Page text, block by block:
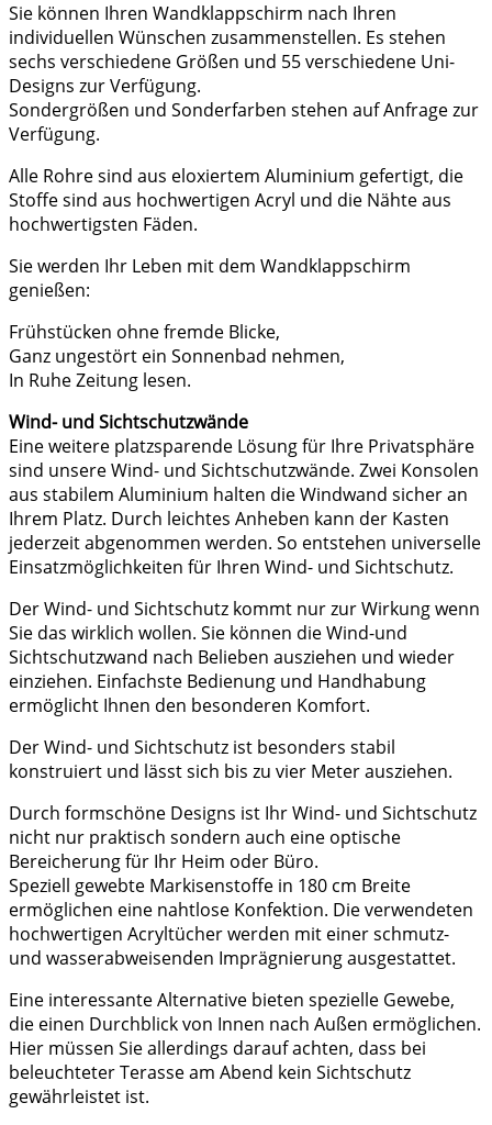
Sie können Ihren Wandklappschirm nach Ihren
individuellen Wünschen zusammenstellen. Es stehen
sechs verschiedene Größen und 55 verschiedene Uni-
Designs zur Verfügung.
Sondergrößen und Sonderfarben stehen auf Anfrage zur
Verfügung.
Alle Rohre sind aus eloxiertem Aluminium gefertigt, die
Stoffe sind aus hochwertigen Acryl und die Nähte aus
hochwertigsten Fäden.
Sie werden Ihr Leben mit dem Wandklappschirm
genießen:
Frühstücken ohne fremde Blicke,
Ganz ungestört ein Sonnenbad nehmen,
In Ruhe Zeitung lesen.
Wind- und Sichtschutzwände
Eine weitere platzsparende Lösung für Ihre Privatsphäre
sind unsere Wind- und Sichtschutzwände. Zwei Konsolen
aus stabilem Aluminium halten die Windwand sicher an
Ihrem Platz. Durch leichtes Anheben kann der Kasten
jederzeit abgenommen werden. So entstehen universelle
Einsatzmöglichkeiten für Ihren Wind- und Sichtschutz.
Der Wind- und Sichtschutz kommt nur zur Wirkung wenn
Sie das wirklich wollen. Sie können die Wind-und
Sichtschutzwand nach Belieben ausziehen und wieder
einziehen. Einfachste Bedienung und Handhabung
ermöglicht Ihnen den besonderen Komfort.
Der Wind- und Sichtschutz ist besonders stabil
konstruiert und lässt sich bis zu vier Meter ausziehen.
Durch formschöne Designs ist Ihr Wind- und Sichtschutz
nicht nur praktisch sondern auch eine optische
Bereicherung für Ihr Heim oder Büro.
Speziell gewebte Markisenstoffe in 180 cm Breite
ermöglichen eine nahtlose Konfektion. Die verwendeten
hochwertigen Acryltücher werden mit einer schmutz-
und wasserabweisenden Imprägnierung ausgestattet.
Eine interessante Alternative bieten spezielle Gewebe,
die einen Durchblick von Innen nach Außen ermöglichen.
Hier müssen Sie allerdings darauf achten, dass bei
beleuchteter Terasse am Abend kein Sichtschutz
gewährleistet ist.